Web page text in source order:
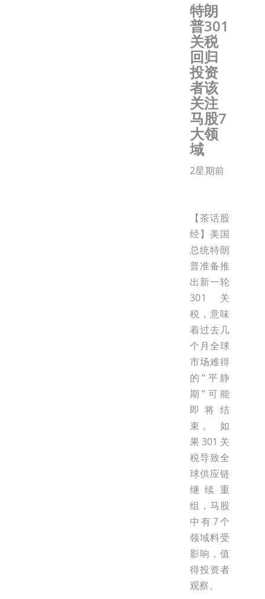
特朗
普301
关税
回归
投资
者该
关注
马股7
大领
域
2星期前
【茶话股
经】美国
总统特朗
普准备推
出新一轮
301关
税，意味
着过去几
个月全球
市场难得
的“平静
期”可能
即将结
束。 如
果301关
税导致全
球供应链
继续重
组，马股
中有7个
领域料受
影响，值
得投资者
观察。